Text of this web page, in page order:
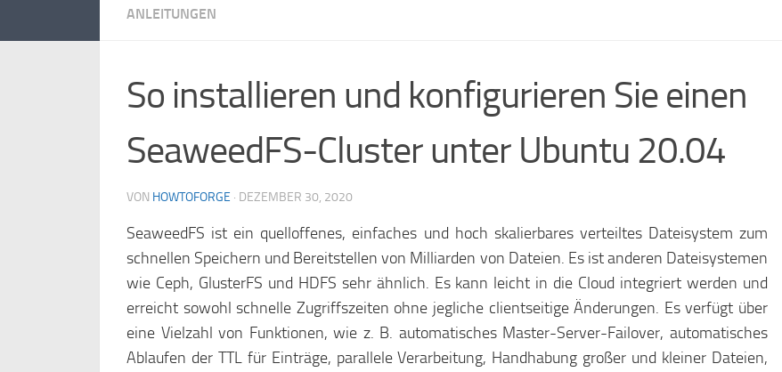
ANLEITUNGEN
So installieren und konfigurieren Sie einen
SeaweedFS-Cluster unter Ubuntu 20.04
VON HOWTOFORGE · DEZEMBER 30, 2020
SeaweedFS ist ein quelloffenes, einfaches und hoch skalierbares verteiltes Dateisystem zum
schnellen Speichern und Bereitstellen von Milliarden von Dateien. Es ist anderen Dateisystemen
wie Ceph, GlusterFS und HDFS sehr ähnlich. Es kann leicht in die Cloud integriert werden und
erreicht sowohl schnelle Zugriffszeiten ohne jegliche clientseitige Änderungen. Es verfügt über
eine Vielzahl von Funktionen, wie z. B. automatisches Master-Server-Failover, automatisches
Ablaufen der TTL für Einträge, parallele Verarbeitung, Handhabung großer und kleiner Dateien,